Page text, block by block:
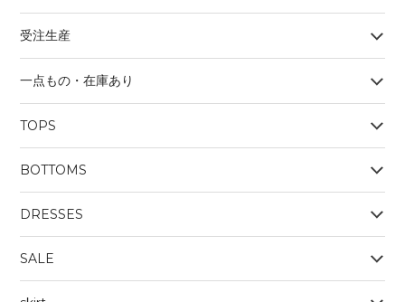
受注生産
一点もの・在庫あり
TOPS
BOYS
OUTERWEAR
Tシャツ
BOTTOMS
BOYS
DRESSES
SALE